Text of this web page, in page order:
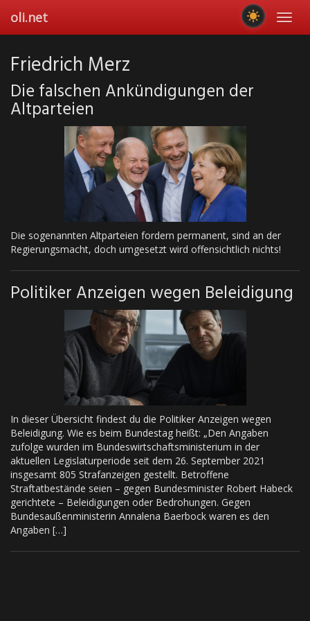
main
oli.net
Friedrich Merz
Die falschen Ankündigungen der
Altparteien
Die sogenannten Altparteien fordern permanent, sind an der
Regierungsmacht, doch umgesetzt wird offensichtlich nichts!
Politiker Anzeigen wegen Beleidigung
In dieser Übersicht findest du die Politiker Anzeigen wegen
Beleidigung. Wie es beim Bundestag heißt: „Den Angaben
zufolge wurden im Bundeswirtschaftsministerium in der
aktuellen Legislaturperiode seit dem 26. September 2021
insgesamt 805 Strafanzeigen gestellt. Betroffene
Straftatbestände seien – gegen Bundesminister Robert Habeck
gerichtete – Beleidigungen oder Bedrohungen. Gegen
Bundesaußenministerin Annalena Baerbock waren es den
Angaben […]